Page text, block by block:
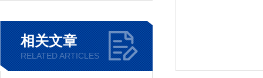
相关文章
RELATED ARTICLES